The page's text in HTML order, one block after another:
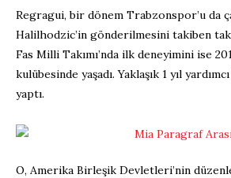
Regragui, bir dönem Trabzonspor’u da
Halilhodzic’in gönderilmesini takiben
Fas Milli Takımı’nda ilk deneyimini ise
kulübesinde yaşadı. Yaklaşık 1 yıl
yaptı.
O, Amerika Birleşik Devletleri’nin